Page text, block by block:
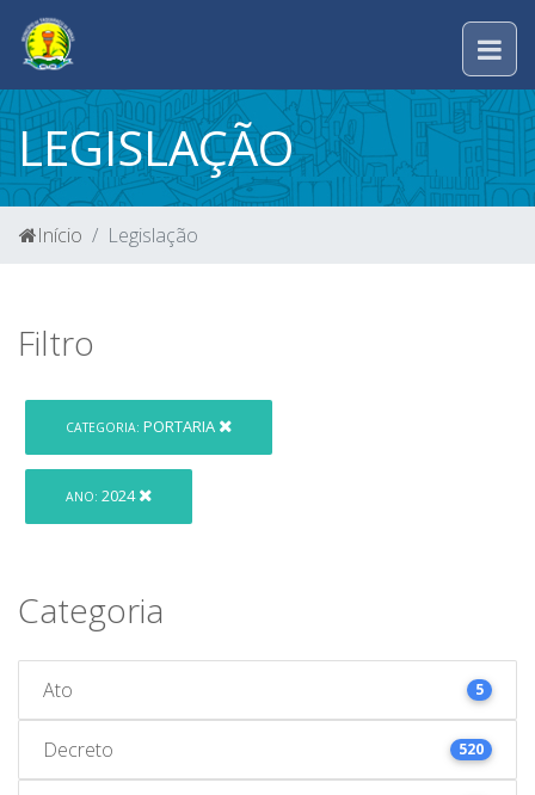
LEGISLAÇÃO
Início Legislação
Filtro
CATEGORIA: PORTARIA
ANO: 2024
Categoria
Ato 5
Decreto 520